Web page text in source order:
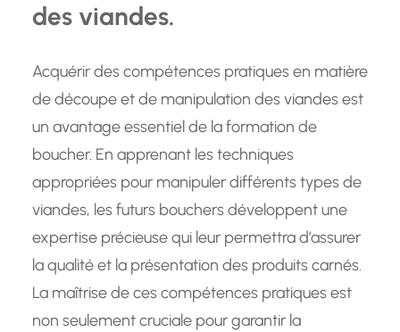
des viandes.
Acquérir des compétences pratiques en matière
de découpe et de manipulation des viandes est
un avantage essentiel de la formation de
boucher. En apprenant les techniques
appropriées pour manipuler différents types de
viandes, les futurs bouchers développent une
expertise précieuse qui leur permettra d’assurer
la qualité et la présentation des produits carnés.
La maîtrise de ces compétences pratiques est
non seulement cruciale pour garantir la